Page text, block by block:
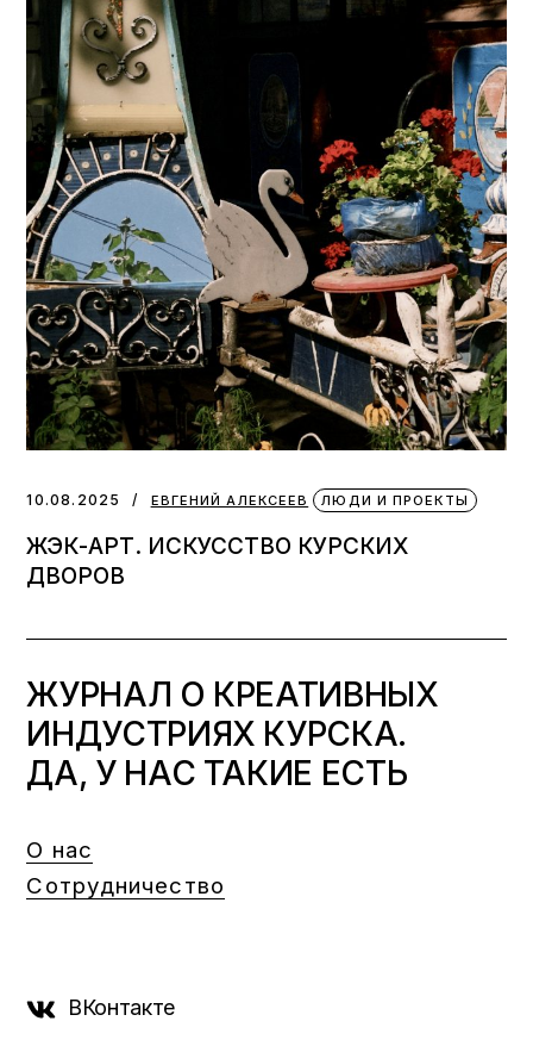
10.08.2025 ЕВГЕНИЙ АЛЕКСЕЕВ ЛЮДИ И ПРОЕКТЫ
ЖЭК-АРТ. ИСКУССТВО КУРСКИХ
ДВОРОВ
ЖУРНАЛ О КРЕАТИВНЫХ
ИНДУСТРИЯХ КУРСКА.
ДА, У НАС ТАКИЕ ЕСТЬ
О нас
Сотрудничество
ВКонтакте